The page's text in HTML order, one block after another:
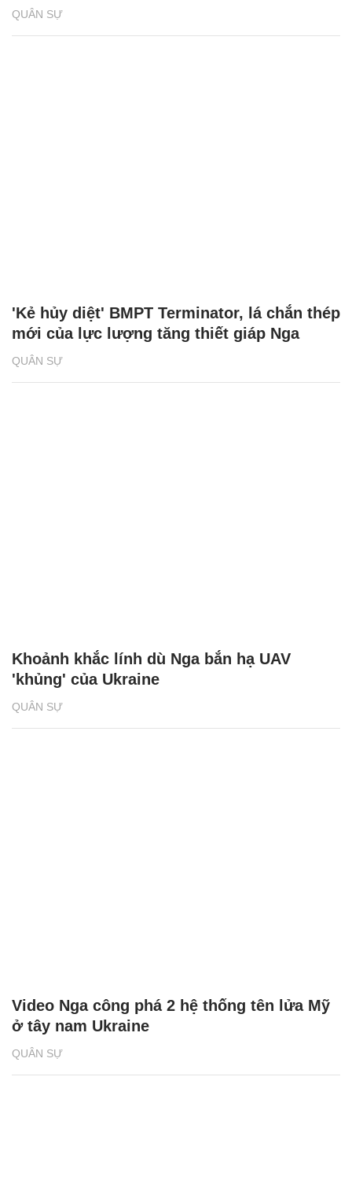
QUÂN SỰ
QUÂN SỰ
'Kẻ hủy diệt' BMPT Terminator, lá chắn thép
mới của lực lượng tăng thiết giáp Nga
QUÂN SỰ
Khoảnh khắc lính dù Nga bắn hạ UAV
'khủng' của Ukraine
QUÂN SỰ
Video Nga công phá 2 hệ thống tên lửa Mỹ
ở tây nam Ukraine